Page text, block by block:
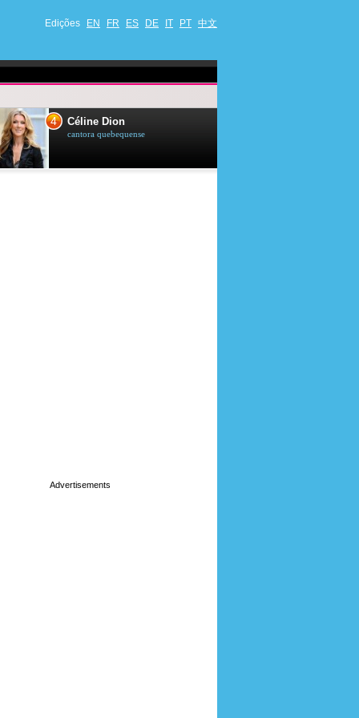
Edições EN FR ES DE IT PT 中文
4 Céline Dion
cantora quebequense